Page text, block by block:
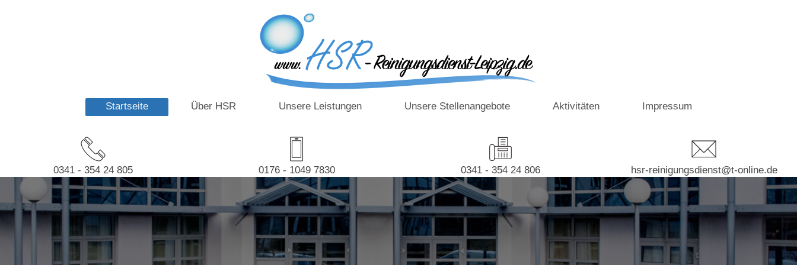
Startseite Über HSR Unsere Leistungen Unsere Stellenangebote Aktivitäten Impressum
0341 - 354 24 805 0176 - 1049 7830 0341 - 354 24 806 hsr-reinigungsdienst@t-online.de